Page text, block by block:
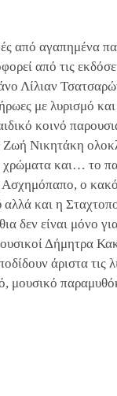
από αγαπημένα
από τις
Λίλιαν
με λυρισμό
κοινό
Ζωή Νικητάκη
και… το
ο
αλλά και η
δεν είναι μόνο
Δήμητρα
άριστα τις
μουσικό